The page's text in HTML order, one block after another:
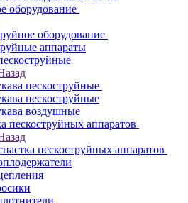
оборудование
оборудование
аппараты
пескоструйные
пескоструйные
воздушные
пескоструйных аппаратов
пескоструйных аппаратов